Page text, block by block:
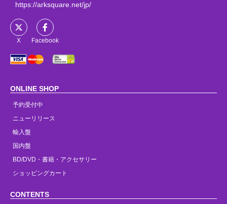
https://arksquare.net/jp/
X Facebook
ONLINE SHOP
予約受付中
ニューリリース
輸入盤
国内盤
BD/DVD・書籍・アクセサリー
ショッピングカート
CONTENTS